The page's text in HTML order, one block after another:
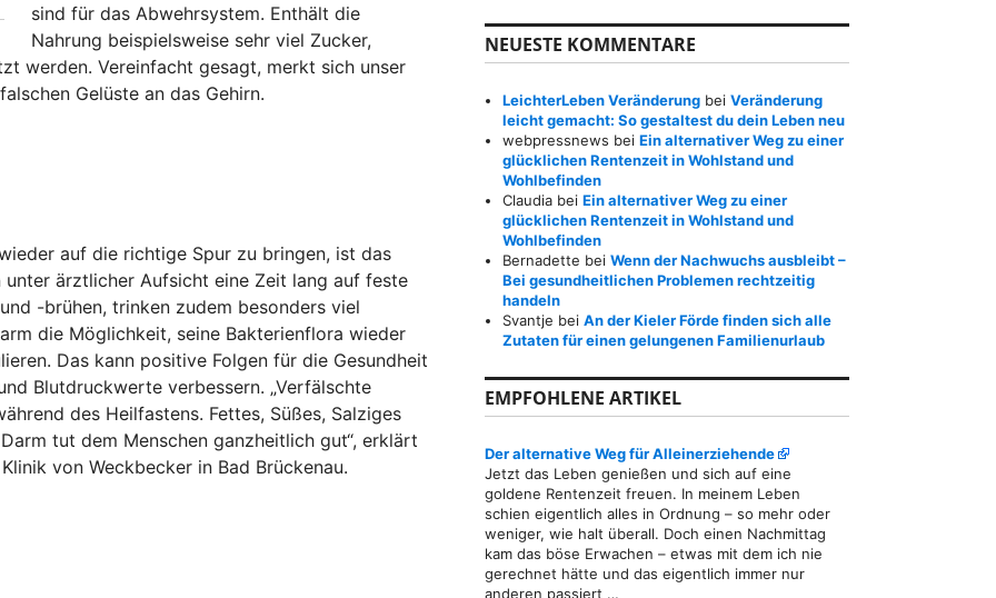
sind für das Abwehrsystem. Enthält die
Nahrung beispielsweise sehr viel Zucker,
werden. Vereinfacht gesagt, merkt sich unser
Gelüste an das Gehirn.
auf die richtige Spur zu bringen, ist das
ärztlicher Aufsicht eine Zeit lang auf feste
-brühen, trinken zudem besonders viel
die Möglichkeit, seine Bakterienflora wieder
Das kann positive Folgen für die Gesundheit
Blutdruckwerte verbessern. „Verfälschte
des Heilfastens. Fettes, Süßes, Salziges
tut dem Menschen ganzheitlich gut“, erklärt
von Weckbecker in Bad Brückenau.
NEUESTE KOMMENTARE
LeichterLeben Veränderung beiVeränderung
leicht gemacht: So gestaltest du dein Leben neu
webpressnews beiEin alternativer Weg zu einer
glücklichen Rentenzeit in Wohlstand und
Wohlbefinden
Claudia beiEin alternativer Weg zu einer
glücklichen Rentenzeit in Wohlstand und
Wohlbefinden
Bernadette beiWenn der Nachwuchs ausbleibt –
Bei gesundheitlichen Problemen rechtzeitig
handeln
Svantje beiAn der Kieler Förde finden sich alle
Zutaten für einen gelungenen Familienurlaub
EMPFOHLENE ARTIKEL
Der alternative Weg für Alleinerziehende
Jetzt das Leben genießen und sich auf eine
goldene Rentenzeit freuen. In meinem Leben
schien eigentlich alles in Ordnung – so mehr oder
weniger, wie halt überall. Doch einen Nachmittag
kam das böse Erwachen – etwas mit dem ich nie
gerechnet hätte und das eigentlich immer nur
anderen passiert …